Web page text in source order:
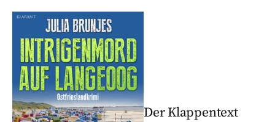
Der Klappentext